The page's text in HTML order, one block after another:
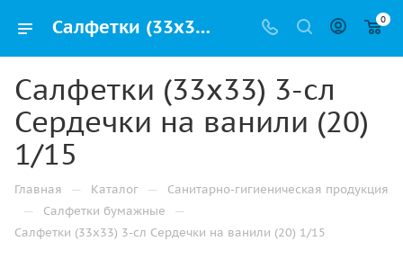
Салфетки (33х33) 3-сл Сердечки на ванили (20) 1/15 купить от производителя в Москве 0
Салфетки (33х33) 3-сл
Сердечки на ванили (20)
1/15
Главная — Каталог — Санитарно-гигиеническая продукция
— Салфетки бумажные —
Салфетки (33х33) 3-сл Сердечки на ванили (20) 1/15